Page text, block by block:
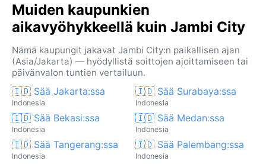
Muiden kaupunkien
aikavyöhykkeellä kuin Jambi City
Nämä kaupungit jakavat Jambi City:n paikallisen ajan
(Asia/Jakarta) — hyödyllistä soittojen ajoittamiseen tai
päivänvalon tuntien vertailuun.
🇮🇩 Sää Jakarta:ssa
Indonesia
🇮🇩 Sää Surabaya:ssa
Indonesia
🇮🇩 Sää Bekasi:ssa
Indonesia
🇮🇩 Sää Medan:ssa
Indonesia
🇮🇩 Sää Tangerang:ssa
Indonesia
🇮🇩 Sää Palembang:ssa
Indonesia